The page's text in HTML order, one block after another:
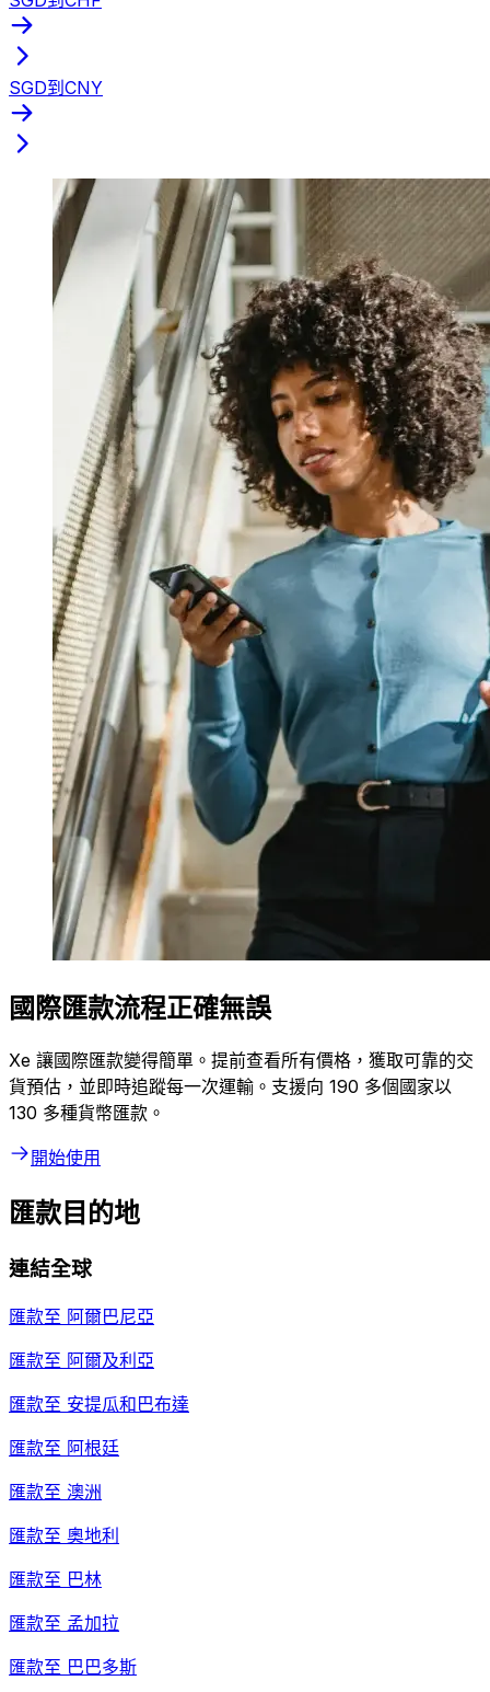
SGD到CNY
國際匯款流程正確無誤
Xe 讓國際匯款變得簡單。提前查看所有價格，獲取可靠的交
貨預估，並即時追蹤每一次運輸。支援向 190 多個國家以
130 多種貨幣匯款。
開始使用
匯款目的地
連結全球
匯款至 阿爾巴尼亞
匯款至 阿爾及利亞
匯款至 安提瓜和巴布達
匯款至 阿根廷
匯款至 澳洲
匯款至 奧地利
匯款至 巴林
匯款至 孟加拉
匯款至 巴巴多斯